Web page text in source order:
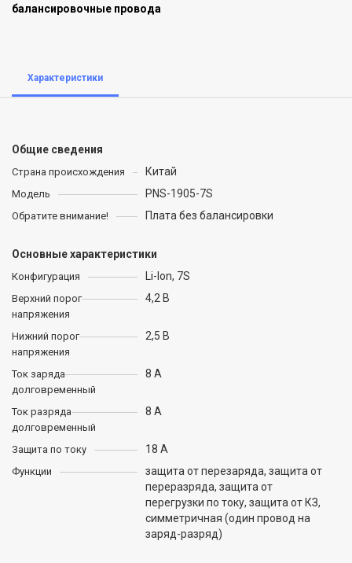
балансировочные провода
Характеристики
Общие сведения
Страна происхождения Китай
Модель PNS-1905-7S
Обратите внимание! Плата без балансировки
Основные характеристики
Конфигурация Li-Ion, 7S
Верхний порог
напряжения
4,2 В
Нижний порог
напряжения
2,5 В
Ток заряда
долговременный
8 А
Ток разряда
долговременный
8 А
Защита по току 18 А
Функции
защита от перезаряда, защита от
переразряда, защита от
перегрузки по току, защита от КЗ,
cимметричная (один провод на
заряд-разряд)